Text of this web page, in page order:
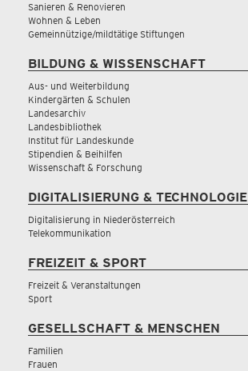
Sanieren & Renovieren
Wohnen & Leben
Gemeinnützige/mildtätige Stiftungen
BILDUNG & WISSENSCHAFT
Aus- und Weiterbildung
Kindergärten & Schulen
Landesarchiv
Landesbibliothek
Institut für Landeskunde
Stipendien & Beihilfen
Wissenschaft & Forschung
DIGITALISIERUNG & TECHNOLOGIE
Digitalisierung in Niederösterreich
Telekommunikation
FREIZEIT & SPORT
Freizeit & Veranstaltungen
Sport
GESELLSCHAFT & MENSCHEN
Familien
Frauen